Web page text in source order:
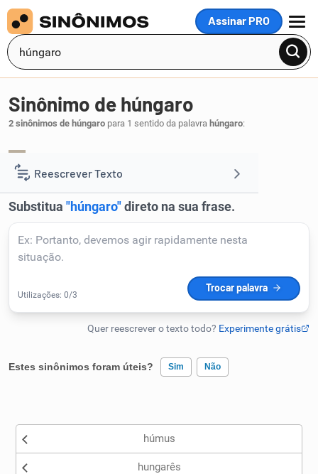
Assinar PRO
MENU
Reescrever Texto
Resumir Texto
Corrigir Texto
Detector de IA
Humanizador de IA
Conexões
Sinônimo de húngaro
2 sinônimos de húngaro para 1 sentido da palavra húngaro:
Estes sinônimos foram úteis? Sim Não
Nenhum dos sinônimos apresentados me ajudou
húmus
hungarês